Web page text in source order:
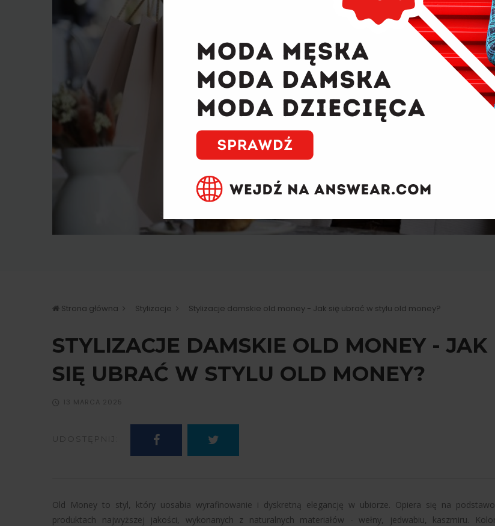
Strona główna Stylizacje Stylizacje damskie old money - Jak się ubrać w stylu old money?
STYLIZACJE DAMSKIE OLD MONEY - JAK
SIĘ UBRAĆ W STYLU OLD MONEY?
13 MARCA 2025
UDOSTĘPNIJ:
Old Money to styl, który uosabia wyrafinowanie i dyskretną elegancję w ubiorze. Opiera się na
produktach najwyższej jakości, wykonanych z naturalnych materiałów - wełny, jedwabiu, kaszmiru.